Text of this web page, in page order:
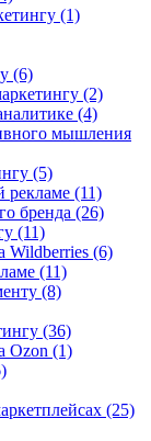
(1)
(6)
(2)
(4)
мышления
(5)
рекламе (11)
бренда (26)
(11)
(6)
(11)
(8)
(36)
Ozon (1)
(25)